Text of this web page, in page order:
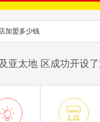
加盟多少钱
亚太地 区成功开设
 